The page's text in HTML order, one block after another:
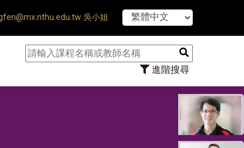
吳小姐
進階搜尋
【7/31】114學